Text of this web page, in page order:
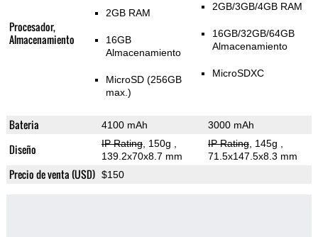
Procesador,
Almacenamiento
2GB RAM
16GB
Almacenamiento
MicroSD (256GB
max.)
2GB/3GB/4GB RAM
16GB/32GB/64GB
Almacenamiento
MicroSDXC
Bateria 4100 mAh 3000 mAh
Diseño IP Rating, 150g
139.2x70x8.7 mm
IP Rating, 145g
71.5x147.5x8.3 mm
Precio de venta (USD) $150